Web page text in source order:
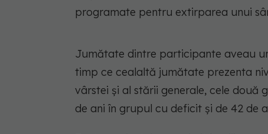
programate pentru extirparea unui
Jumătate dintre participante aveau
timp ce cealaltă jumătate prezenta
vârstei și al stării generale, cele două
de ani în grupul cu deficit și de 42 de